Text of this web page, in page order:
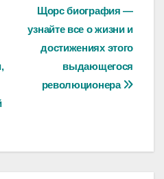
Щорс биография —
узнайте все о жизни и
достижениях этого
выдающегося
революционера